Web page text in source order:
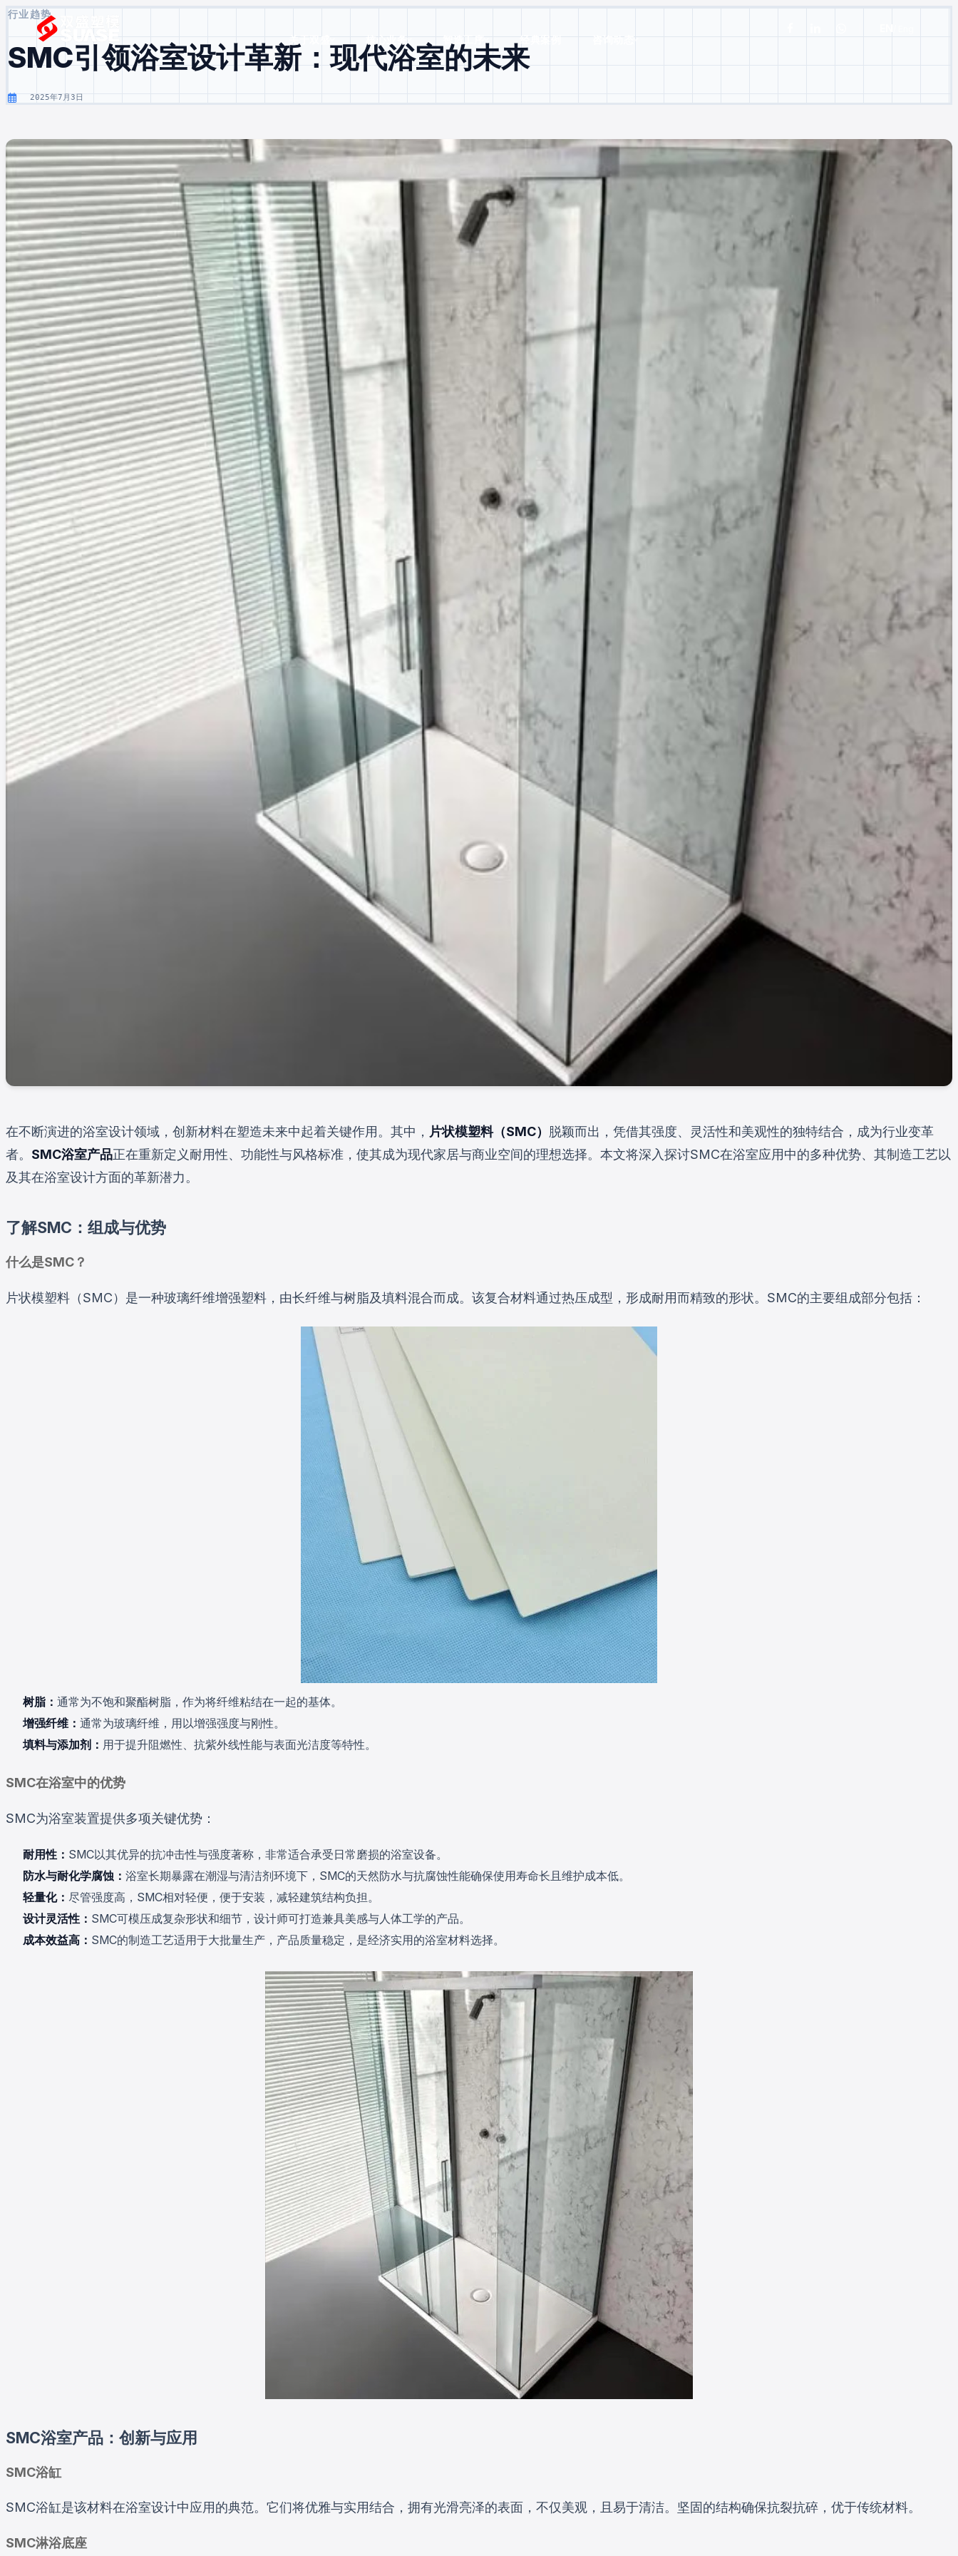
关于双盛
企业文化
核心业务
热固性模压模具
智造工序
模流分析与仿真
经典案例 咨询动态
企业新闻
facebook
linkedinwhatsapp
行业趋势
SMC引领浴室设计革新：现代浴室的未来
2025年7月3日
在不断演进的浴室设计领域，创新材料在塑造未来中起着关键作用。其中， 片状模塑料（SMC） 脱颖而出，凭借其强度、灵活性和美观性的独特结合，成为行业变革
者。 SMC浴室产品正在重新定义耐用性、功能性与风格标准，使其成为现代家居与商业空间的理想选择。本文将深入探讨SMC在浴室应用中的多种优势、其制造工艺以
及其在浴室设计方面的革新潜力。
了解SMC：组成与优势
什么是SMC？
片状模塑料（SMC）是一种玻璃纤维增强塑料，由长纤维与树脂及填料混合而成。该复合材料通过热压成型，形成耐用而精致的形状。SMC的主要组成部分包括：
树脂： 通常为不饱和聚酯树脂，作为将纤维粘结在一起的基体。
增强纤维： 通常为玻璃纤维，用以增强强度与刚性。
填料与添加剂： 用于提升阻燃性、抗紫外线性能与表面光洁度等特性。
SMC在浴室中的优势
SMC为浴室装置提供多项关键优势：
耐用性： SMC以其优异的抗冲击性与强度著称，非常适合承受日常磨损的浴室设备。
防水与耐化学腐蚀： 浴室长期暴露在潮湿与清洁剂环境下，SMC的天然防水与抗腐蚀性能确保使用寿命长且维护成本低。
轻量化： 尽管强度高，SMC相对轻便，便于安装，减轻建筑结构负担。
设计灵活性： SMC可模压成复杂形状和细节，设计师可打造兼具美感与人体工学的产品。
成本效益高： SMC的制造工艺适用于大批量生产，产品质量稳定，是经济实用的浴室材料选择。
SMC浴室产品：创新与应用
SMC浴缸
SMC浴缸是该材料在浴室设计中应用的典范。它们将优雅与实用结合，拥有光滑亮泽的表面，不仅美观，且易于清洁。坚固的结构确保抗裂抗碎，优于传统材料。
SMC淋浴底座